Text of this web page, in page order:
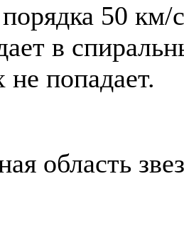
50 км/
в
не попадает.
область